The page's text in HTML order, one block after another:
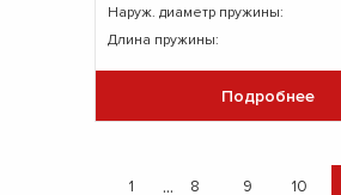
Наруж. диаметр пружины:
Длина пружины:
Подробнее
1 ... 8 9 10